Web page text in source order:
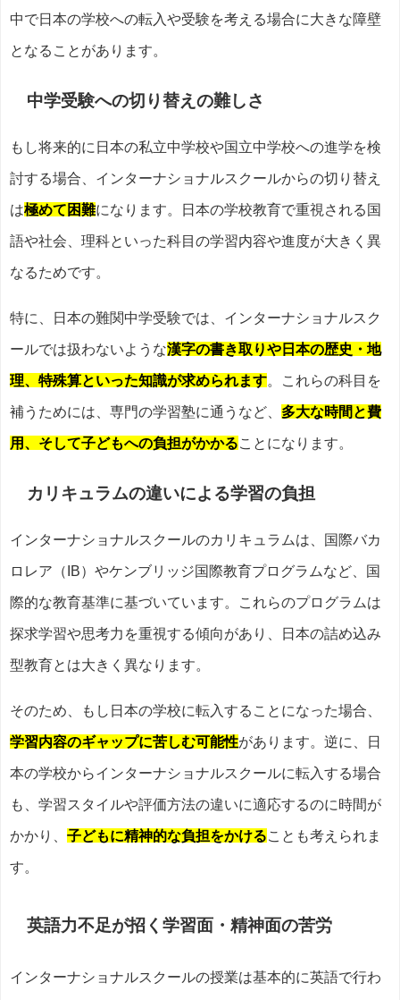
中で日本の学校への転入や受験を考える場合に大きな障壁
となることがあります。
中学受験への切り替えの難しさ
もし将来的に日本の私立中学校や国立中学校への進学を検
討する場合、インターナショナルスクールからの切り替え
は極めて困難になります。日本の学校教育で重視される国
語や社会、理科といった科目の学習内容や進度が大きく異
なるためです。
特に、日本の難関中学受験では、インターナショナルスク
ールでは扱わないような漢字の書き取りや日本の歴史・地
理、特殊算といった知識が求められます。これらの科目を
補うためには、専門の学習塾に通うなど、 多大な時間と費
用、そして子どもへの負担がかかることになります。
カリキュラムの違いによる学習の負担
インターナショナルスクールのカリキュラムは、国際バカ
ロレア（IB）やケンブリッジ国際教育プログラムなど、国
際的な教育基準に基づいています。これらのプログラムは
探求学習や思考力を重視する傾向があり、日本の詰め込み
型教育とは大きく異なります。
そのため、もし日本の学校に転入することになった場合、
学習内容のギャップに苦しむ可能性があります。逆に、日
本の学校からインターナショナルスクールに転入する場合
も、学習スタイルや評価方法の違いに適応するのに時間が
かかり、 子どもに精神的な負担をかけることも考えられま
す。
英語力不足が招く学習面・精神面の苦労
インターナショナルスクールの授業は基本的に英語で行わ